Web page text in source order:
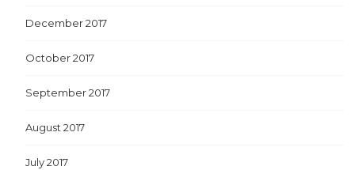
December 2017
October 2017
September 2017
August 2017
July 2017